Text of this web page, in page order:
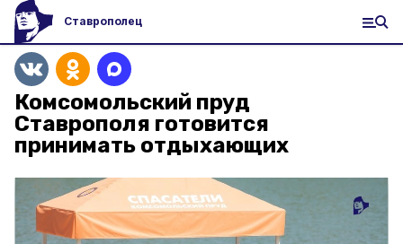
Ставрополец
Комсомольский пруд
Ставрополя готовится
принимать отдыхающих